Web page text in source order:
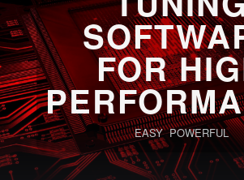
FOR
EASY POWERFUL